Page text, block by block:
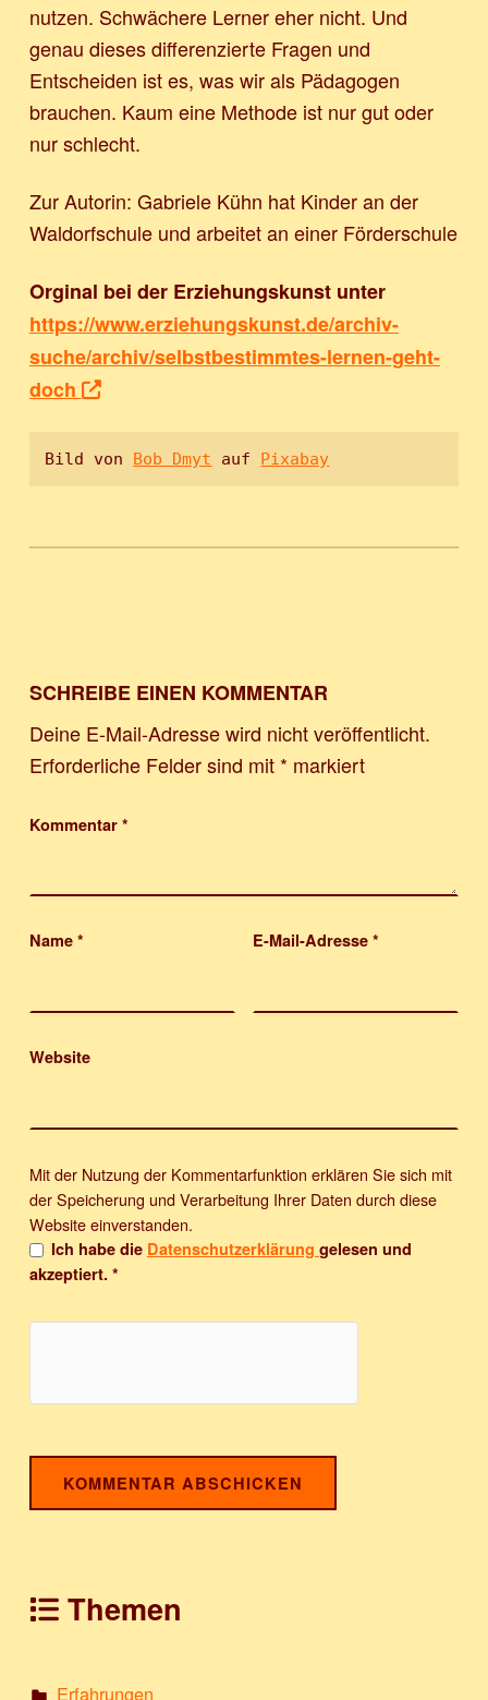
nutzen. Schwächere Lerner eher nicht. Und
genau dieses differenzierte Fragen und
Entscheiden ist es, was wir als Pädagogen
brauchen. Kaum eine Methode ist nur gut oder
nur schlecht.
Zur Autorin: Gabriele Kühn hat Kinder an der
Waldorfschule und arbeitet an einer Förderschule
Orginal bei der Erziehungskunst unter
https://www.erziehungskunst.de/archiv-
suche/archiv/selbstbestimmtes-lernen-geht-
doch
Bild von Bob Dmyt auf Pixabay
SCHREIBE EINEN KOMMENTAR
Deine E-Mail-Adresse wird nicht veröffentlicht.
Erforderliche Felder sind mit * markiert
Kommentar *
Name * E-Mail-Adresse *
Website
Mit der Nutzung der Kommentarfunktion erklären Sie sich mit
der Speicherung und Verarbeitung Ihrer Daten durch diese
Website einverstanden.
Ich habe die Datenschutzerklärung gelesen und
akzeptiert.*
Themen
Erfahrungen